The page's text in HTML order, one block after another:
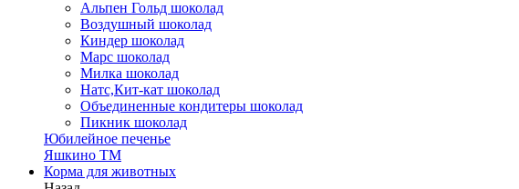
Альпен Гольд шоколад
Воздушный шоколад
Киндер шоколад
Марс шоколад
Милка шоколад
Натс,Кит-кат шоколад
Объединенные кондитеры шоколад
Пикник шоколад
Юбилейное печенье
Яшкино ТМ
Корма для животных